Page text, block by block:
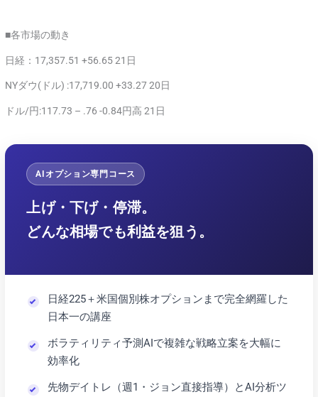
■各市場の動き
日経：17,357.51 +56.65 21日
NYダウ(ドル) :17,719.00 +33.27 20日
ドル/円:117.73 – .76 -0.84円高 21日
AIオプション専門コース
上げ・下げ・停滞。
どんな相場でも利益を狙う。
日経225＋米国個別株オプションまで完全網羅した
日本一の講座
ボラティリティ予測AIで複雑な戦略立案を大幅に
効率化
先物デイトレ（週1・ジョン直接指導）とAI分析ツ